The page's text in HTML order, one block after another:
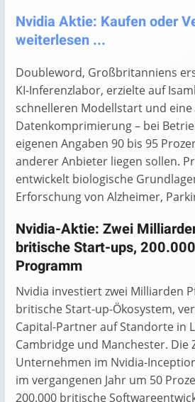
Nvidia Aktie: Kaufen oder
weiterlesen ...
Doubleword, Großbritanniens
KI-Inferenzlabor, erzielte auf
schnelleren Modellstart und
Datenkomprimierung – bei
eigenen Angaben 90 bis 95
anderer Anbieter liegen sollen.
entwickelt biologische
Erforschung von Alzheimer,
Nvidia-Aktie: Zwei
britische Start-ups,
Programm
Nvidia investiert zwei Milliarden
britische Start-up-Ökosystem,
Capital-Partner auf Standorte in
Cambridge und Manchester. Die
Unternehmen im Nvidia-
im vergangenen Jahr um 50
200.000 britische